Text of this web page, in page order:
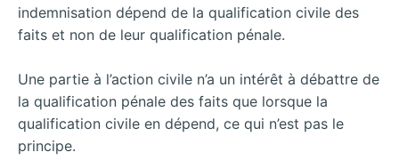
indemnisation dépend de la qualification civile des
faits et non de leur qualification pénale.
Une partie à l’action civile n’a un intérêt à débattre de
la qualification pénale des faits que lorsque la
qualification civile en dépend, ce qui n’est pas le
principe.